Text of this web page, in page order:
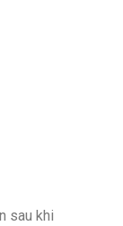
sau khi